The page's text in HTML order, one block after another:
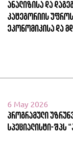
ანალიზისა და
კატეგორიის
ეკონომიკისა და
6 May 2026
პროგრამული
სპეციალისტი-შპს